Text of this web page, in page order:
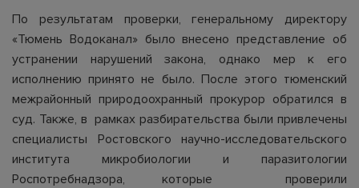
По результатам проверки, генеральному директору
«Тюмень Водоканал» было внесено представление об
устранении нарушений закона, однако мер к его
исполнению принято не было. После этого тюменский
межрайонный природоохранный прокурор обратился в
суд. Также, в рамках разбирательства были привлечены
специалисты Ростовского научно-исследовательского
института микробиологии и паразитологии
Роспотребнадзора, которые проверили